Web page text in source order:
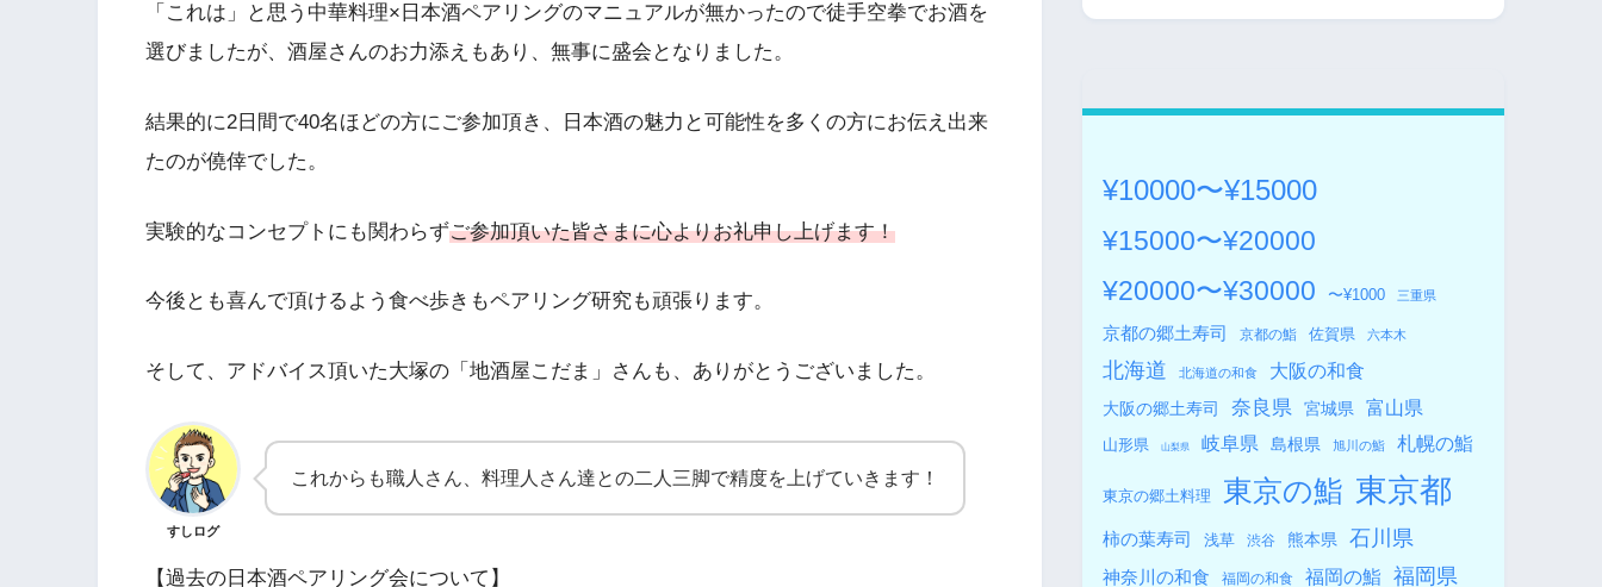
「これは」と思う中華料理×日本酒ペアリングのマニュアルが無かったので徒手空拳でお酒を
選びましたが、酒屋さんのお力添えもあり、無事に盛会となりました。
結果的に2日間で40名ほどの方にご参加頂き、日本酒の魅力と可能性を多くの方にお伝え出来
たのが僥倖でした。
実験的なコンセプトにも関わらずご参加頂いた皆さまに心よりお礼申し上げます！
今後とも喜んで頂けるよう食べ歩きもペアリング研究も頑張ります。
そして、アドバイス頂いた大塚の「地酒屋こだま」さんも、ありがとうございました。
すしログ
これからも職人さん、料理人さん達との二人三脚で精度を上げていきます！
【過去の日本酒ペアリング会について】
¥10000〜¥15000
¥15000〜¥20000
¥20000〜¥30000
〜¥1000 三重県
京都の郷土寿司 京都の鮨 佐賀県 六本木
北海道 北海道の和食 大阪の和食
大阪の郷土寿司 奈良県 宮城県 富山県
山形県 山梨県 岐阜県 島根県 旭川の鮨 札幌の鮨
東京の郷土料理 東京の鮨 東京都
柿の葉寿司 浅草 渋谷 熊本県 石川県
神奈川の和食 福岡の和食 福岡の鮨 福岡県